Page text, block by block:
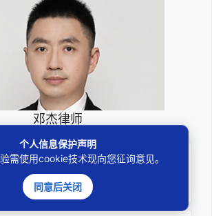
邓杰律师
专业
深耕厚积聚焦专注
个人信息保护声明
需使用cookie技术现向您征询意见。
同意后关闭